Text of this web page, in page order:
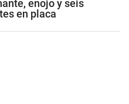
enojo y seis
en placa